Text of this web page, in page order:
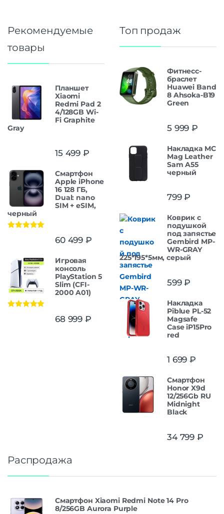
Рекомендуемые
товары
Планшет
Xiaomi
Redmi Pad 2
4/128GB Wi-
Fi Graphite
Gray
15 499 ₽
Смартфон
Apple iPhone
16 128 ГБ,
Dual: nano
SIM + eSIM,
черный
60 499 ₽
Игровая
консоль
PlayStation 5
Slim (CFI-
2000 A01)
68 999 ₽
Топ продаж
Фитнесс-
браслет
Huawei Band
8 Ahsoka-B19
Green
5 999 ₽
Накладка MC
Mag Leather
Sam A55
черный
799₽
Коврик с
подушкой
под запястье
Gembird MP-
WR-GRAY
225*195*5мм, серый
599₽
Накладка
Piblue PL-52
Magsafe
Case iP15Pro
red
1 699 ₽
Смартфон
Honor X9d
12/256Gb RU
Midnight
Black
34 799 ₽
Распродажа
Смартфон Xiaomi Redmi Note 14 Pro
8/256GB Aurora Purple